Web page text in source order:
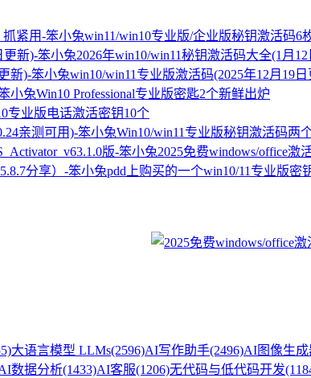
win11/win10专业版/企业版秘钥激活码6
2026年win10/win11秘钥激活码大全(1月
win10/win11专业版激活码(2025年12月19
Win10 Professional专业版密匙2个新鲜出炉
专业版电话激活密钥10个
Win10/win11专业版秘钥激活码两
2025免费windows/office激
pdd上购买的一个win10/11专业版密
大语言模型 LLMs(2596)AI写作助手(2496)AI图像生成
数据分析(1433)AI客服(1206)无代码与低代码开发